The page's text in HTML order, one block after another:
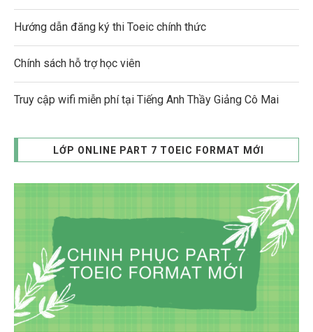
Hướng dẫn đăng ký thi Toeic chính thức
Chính sách hỗ trợ học viên
Truy cập wifi miễn phí tại Tiếng Anh Thầy Giảng Cô Mai
LỚP ONLINE PART 7 TOEIC FORMAT MỚI